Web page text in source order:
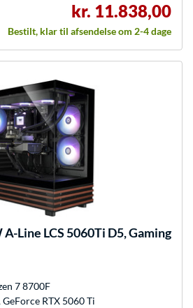
kr. 11.838,00
Bestilt, klar til afsendelse om 2-4 dage
A-Line LCS 5060Ti D5, Gaming
7 8700F
RTX 5060 Ti